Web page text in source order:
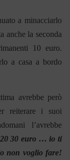
a minacciarlo
anche la seconda
10 euro.
a casa a bordo
avrebbe però
reiterare i suoi
l’avrebbe
30 euro … io ti
non voglio fare!